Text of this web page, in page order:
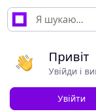
Привіт
Увійди і
Увійти